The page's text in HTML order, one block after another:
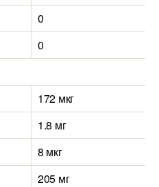
0
0
172 мкг
1.8 мг
8 мкг
205 мг